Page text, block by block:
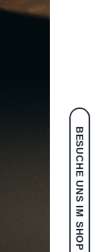
BESUCHE UNS IM SHOP